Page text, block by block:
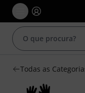
Todas as